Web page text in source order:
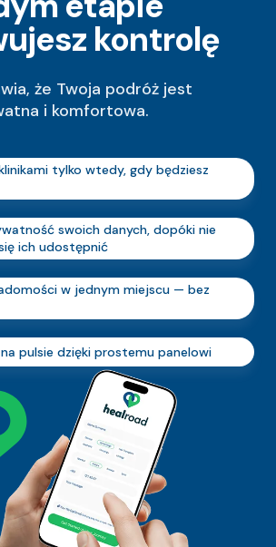
kontrolę
że Twoja podróż jest
i komfortowa.
tylko wtedy, gdy będziesz
swoich danych, dopóki nie
ich udostępnić
w jednym miejscu — bez
pulsie dzięki prostemu panelowi